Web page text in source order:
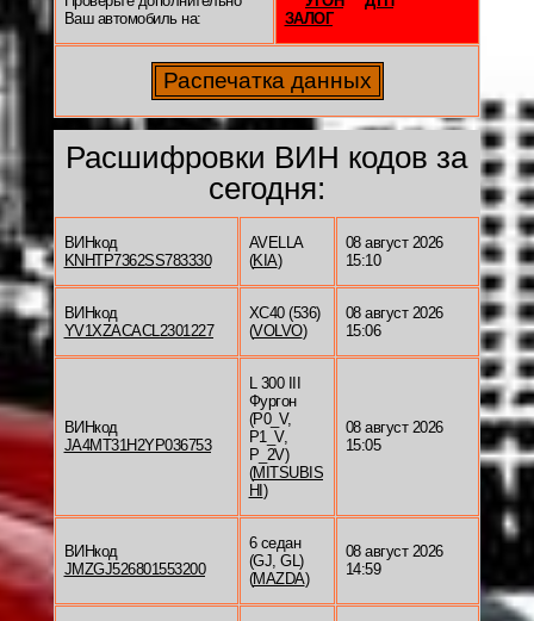
Ваш автомобиль на:
ЗАЛОГ
Расшифровки ВИН кодов за
сегодня:
ВИНкод
KNHTP7362SS783330
AVELLA
(KIA)
08 август 2026
15:10
ВИНкод
YV1XZACACL2301227
XC40 (536)
(VOLVO)
08 август 2026
15:06
ВИНкод
JA4MT31H2YP036753
L 300 III
Фургон
(P0_V,
P1_V,
P_2V)
(MITSUBIS
HI )
08 август 2026
15:05
ВИНкод
JMZGJ526801553200
6 седан
(GJ, GL)
(MAZDA)
08 август 2026
14:59